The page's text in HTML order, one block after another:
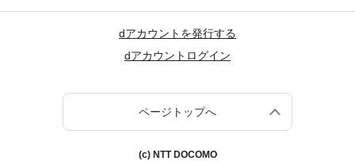
dアカウントを発行する
dアカウントログイン
ページトップへ
(c) NTT DOCOMO